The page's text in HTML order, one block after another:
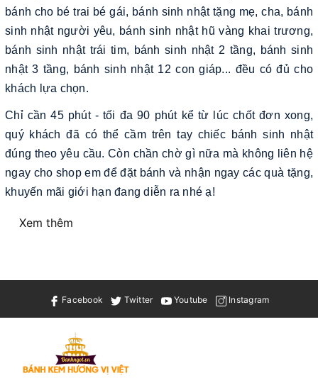
bánh cho bé trai bé gái, bánh sinh nhật tặng mẹ, cha, bánh
sinh nhật người yêu, bánh sinh nhật hũ vàng khai trương,
bánh sinh nhật trái tim, bánh sinh nhật 2 tầng, bánh sinh
nhật 3 tầng, bánh sinh nhật 12 con giáp... đều có đủ cho
khách lựa chọn.
Chỉ cần 45 phút - tối đa 90 phút kể từ lúc chốt đơn xong,
quý khách đã có thể cầm trên tay chiếc bánh sinh nhật
đúng theo yêu cầu. Còn chần chờ gì nữa mà không liên hệ
ngay cho shop em để đặt bánh và nhận ngay các quà tặng,
khuyến mãi giới hạn đang diễn ra nhé ạ!
Xem thêm
Facebook Twitter Youtube Instagram